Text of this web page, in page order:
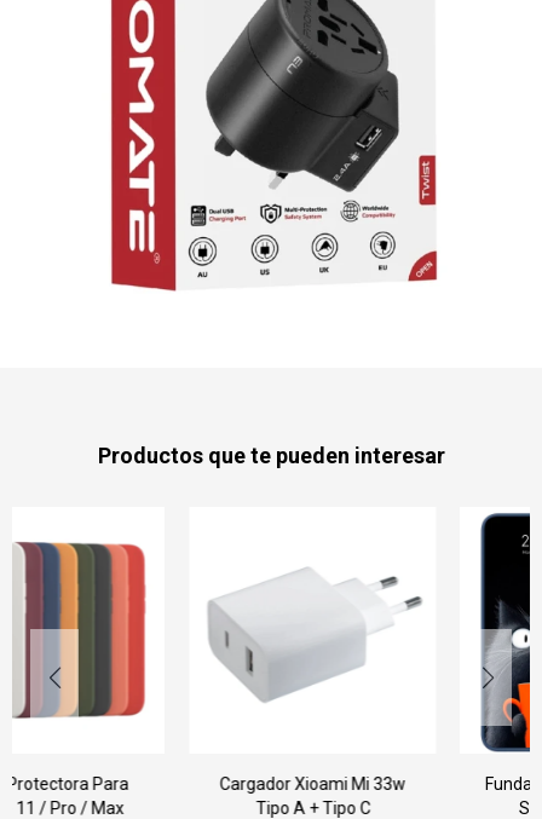
Productos que te pueden interesar
Cargador Xioami Mi 33w
Tipo A + Tipo C
Funda Para Galaxy S24 Fe
Silicone Case Ef-